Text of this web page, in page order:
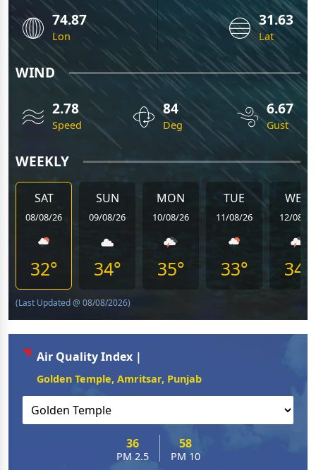
74.87
Lon
31.63
Lat
WIND
2.78
Speed
84
Deg
6.67
Gust
WEEKLY
SAT
08/08/26
32°
SUN
09/08/26
34°
MON
10/08/26
35°
TUE
11/08/26
33°
WED
12/08/26
34°
(Last Updated @ 08/08/2026)
Air Quality Index |
Golden Temple, Amritsar, Punjab
36
PM 2.5
58
PM 10